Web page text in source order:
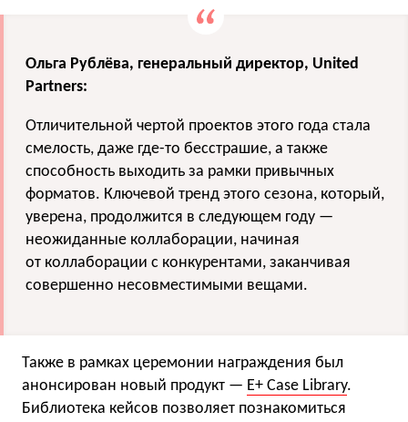
Ольга Рублёва, генеральный директор, United
Partners:
Отличительной чертой проектов этого года стала
смелость, даже где-то бесстрашие, а также
способность выходить за рамки привычных
форматов. Ключевой тренд этого сезона, который,
уверена, продолжится в следующем году —
неожиданные коллаборации, начиная
от коллаборации с конкурентами, заканчивая
совершенно несовместимыми вещами.
Также в рамках церемонии награждения был
анонсирован новый продукт — Е+ Case Library.
Библиотека кейсов позволяет познакомиться